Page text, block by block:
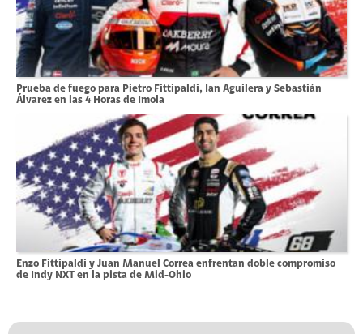
Prueba de fuego para Pietro Fittipaldi, Ian Aguilera y Sebastián
Álvarez en las 4 Horas de Imola
Enzo Fittipaldi y Juan Manuel Correa enfrentan doble compromiso
de Indy NXT en la pista de Mid-Ohio